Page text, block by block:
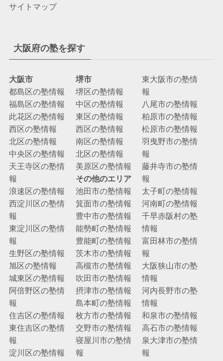
サイトマップ
大阪府の塾を探す
大阪市
都島区の塾情報
福島区の塾情報
此花区の塾情報
西区の塾情報
北区の塾情報
中央区の塾情報
天王寺区の塾情
報
浪速区の塾情報
西淀川区の塾情
報
東淀川区の塾情
報
生野区の塾情報
旭区の塾情報
城東区の塾情報
阿倍野区の塾情
報
住吉区の塾情報
東住吉区の塾情
報
淀川区の塾情報
堺市
堺区の塾情報
中区の塾情報
東区の塾情報
西区の塾情報
南区の塾情報
北区の塾情報
美原区の塾情報
その他のエリア
池田市の塾情報
箕面市の塾情報
豊中市の塾情報
能勢町の塾情報
豊能町の塾情報
茨木市の塾情報
高槻市の塾情報
吹田市の塾情報
摂津市の塾情報
島本町の塾情報
枚方市の塾情報
交野市の塾情報
寝屋川市の塾情
報
東大阪市の塾情
報
八尾市の塾情報
柏原市の塾情報
松原市の塾情報
羽曳野市の塾情
報
藤井寺市の塾情
報
太子町の塾情報
河南町の塾情報
千早赤阪村の塾
情報
富田林市の塾情
報
大阪狭山市の塾
情報
河内長野市の塾
情報
和泉市の塾情報
高石市の塾情報
泉大津市の塾情
報